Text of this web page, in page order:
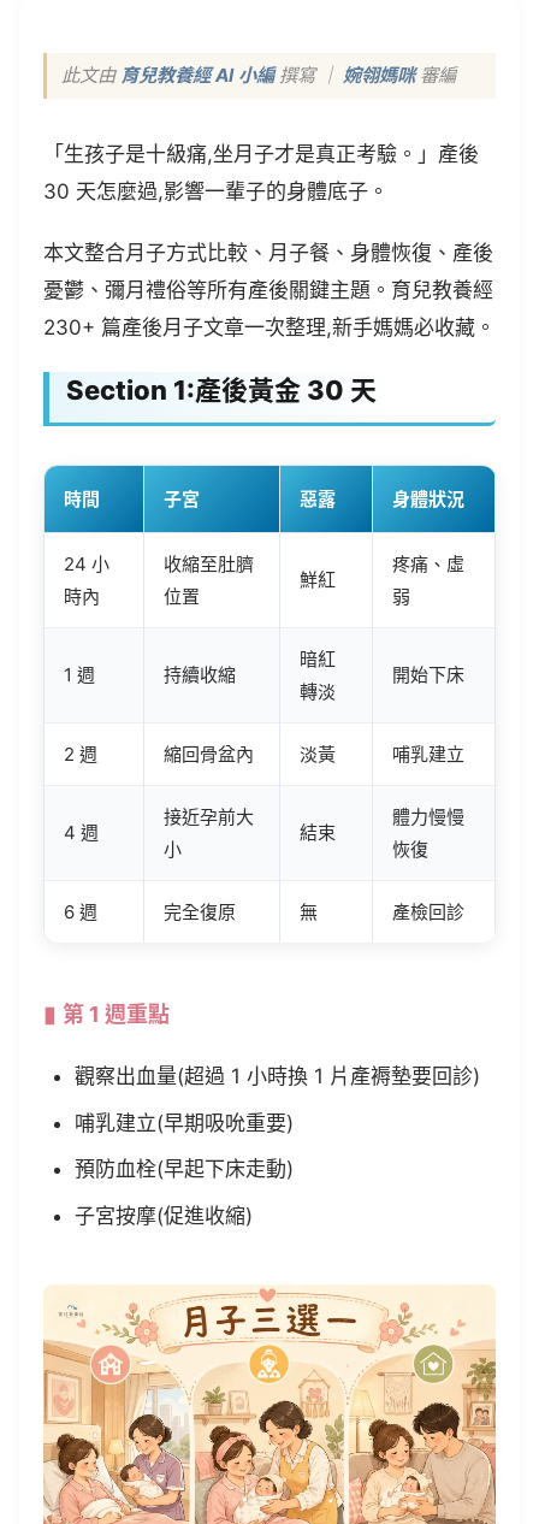
此文由 育兒教養經 AI 小編撰寫 ｜ 婉翎媽咪審編
「生孩子是十級痛,坐月子才是真正考驗。」產後
30 天怎麼過,影響一輩子的身體底子。
本文整合月子方式比較、月子餐、身體恢復、產後
憂鬱、彌月禮俗等所有產後關鍵主題。育兒教養經
230+ 篇產後月子文章一次整理,新手媽媽必收藏。
Section 1:產後黃金 30 天
時間 子宮 惡露 身體狀況
24 小
時內
收縮至肚臍
位置
鮮紅
疼痛、虛
弱
1 週 持續收縮
暗紅
轉淡
開始下床
2 週 縮回骨盆內 淡黃 哺乳建立
4 週
接近孕前大
小
結束
體力慢慢
恢復
6 週 完全復原 無 產檢回診
第 1 週重點
觀察出血量(超過 1 小時換 1 片產褥墊要回診)
哺乳建立(早期吸吮重要)
預防血栓(早起下床走動)
子宮按摩(促進收縮)